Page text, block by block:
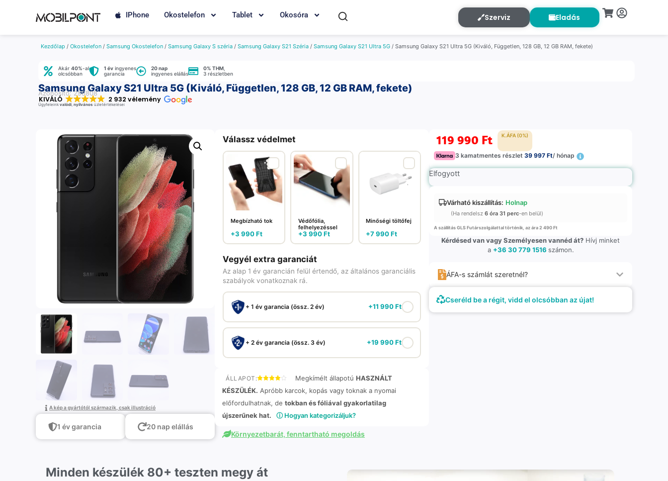
IPhone Okostelefon Tablet Okosóra Szerviz Eladás
Kezdőlap / Okostelefon / Samsung Okostelefon / Samsung Galaxy S széria / Samsung Galaxy S21 Széria / Samsung Galaxy S21 Ultra 5G / Samsung Galaxy S21 Ultra 5G (Kiváló, Független, 128 GB, 12 GB RAM, fekete)
Akár 40%-al
olcsóbban
1 év ingyenes
garancia
20 nap
ingyenes elállás
0% THM
3 részletben
Samsung Galaxy S21 Ultra 5G (Kiváló, Független, 128 GB, 12 GB RAM, fekete)
Azonosító: 298808
KIVÁLÓ 2 932 vélemény
Ügyfeleink valódi, nyilvános üzletértékelései
A kép a gyártótól származik, csak illustráció
1 év garancia 20 nap elállás
Válassz védelmet
Megbízható tok
+3 990Ft
Védőfólia,
felhelyezéssel
+3 990Ft
Minőségi töltőfej
+7 990Ft
Vegyél extra garanciát
Az alap 1 év garancián felül értendő, az általános garanciális
szabályok vonatkoznak rá.
+ 1 év garancia (össz. 2 év) +11 990Ft
+ 2 év garancia (össz. 3 év) +19 990Ft
ÁLLAPOT: Megkímélt állapotú HASZNÁLT
KÉSZÜLÉK. Apróbb karcok, kopás vagy toknak a nyomai
előfordulhatnak, de tokban és fóliával gyakorlatilag
újszerűnek hat.
ⓘ Hogyan kategorizáljuk?
Környezetbarát, fenntartható megoldás
119 990 Ft K.ÁFA (0%)
3 kamatmentes részlet39 997 Ft/ hónap
Elfogyott
Várható kiszállítás: Holnap
(Ha rendelsz6 óra 31 perc-en belül)
A szállítás GLS Futárszolgálattal történik, az ára 2 490 Ft
Kérdésed van vagy Személyesen vannéd át? Hívj minket
a +36 30 779 1516 számon.
ÁFA-s számlát szeretnél?
Cseréld be a régit, vidd el olcsóbban az újat!
Minden készülék 80+ teszten megy át